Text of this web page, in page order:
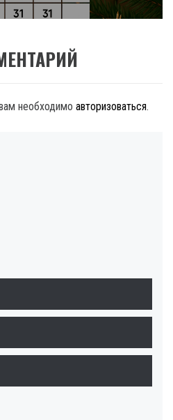
необходимо авторизоваться.